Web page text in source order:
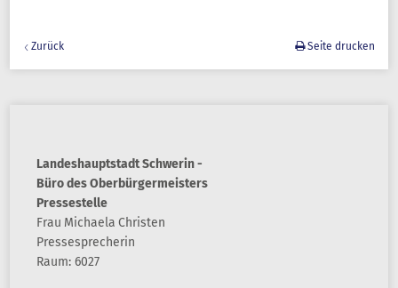
Zurück Seite drucken
Landeshauptstadt Schwerin -
Büro des Oberbürgermeisters
Pressestelle
Frau Michaela Christen
Pressesprecherin
Raum: 6027